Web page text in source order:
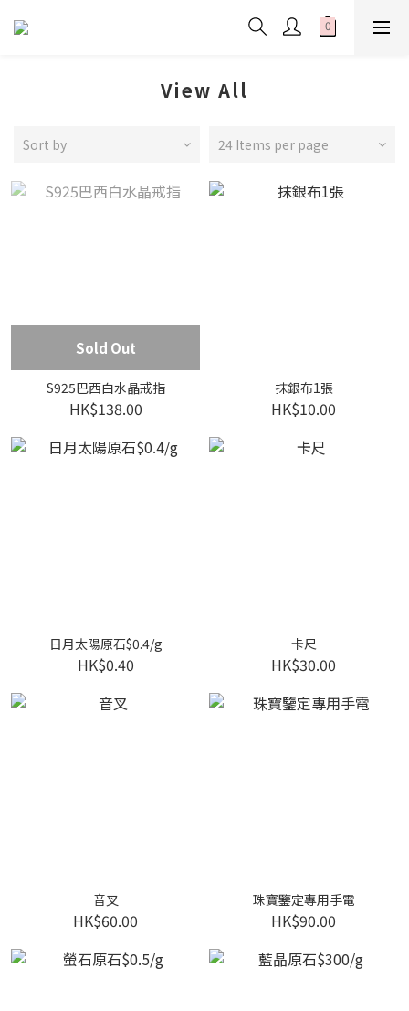
View All
Sort by 24 Items per page
Sold Out
S925巴西白水晶戒指
HK$138.00
抹銀布1張
HK$10.00
日月太陽原石$0.4/g
HK$0.40
卡尺
HK$30.00
音叉
HK$60.00
珠寶鑒定專用手電
HK$90.00